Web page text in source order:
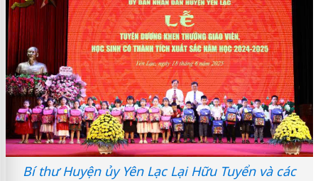
Bí thư Huyện ủy Yên Lạc Lại Hữu Tuyển và các